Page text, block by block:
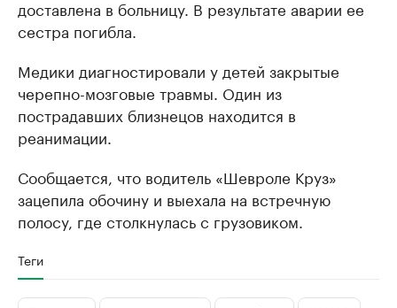
доставлена в больницу. В результате аварии ее
сестра погибла.
Медики диагностировали у детей закрытые
черепно-мозговые травмы. Один из
пострадавших близнецов находится в
реанимации.
Сообщается, что водитель «Шевроле Круз»
зацепила обочину и выехала на встречную
полосу, где столкнулась с грузовиком.
Теги